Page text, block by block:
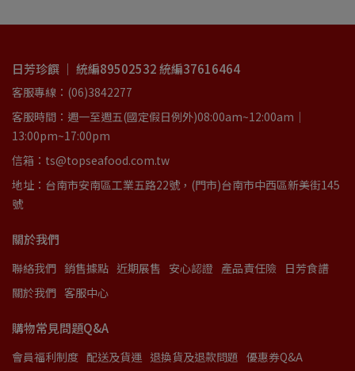
日芳珍饌 ｜ 統編89502532 統編37616464
客服專線：(06)3842277
客服時間：週一至週五(國定假日例外)08:00am~12:00am｜
13:00pm~17:00pm
信箱：ts@topseafood.com.tw
地址：台南市安南區工業五路22號，(門市)台南市中西區新美街145
號
關於我們
聯絡我們 銷售據點 近期展售 安心認證 產品責任險 日芳食譜
關於我們 客服中心
購物常見問題Q&A
會員福利制度 配送及貨運 退換貨及退款問題 優惠券Q&A